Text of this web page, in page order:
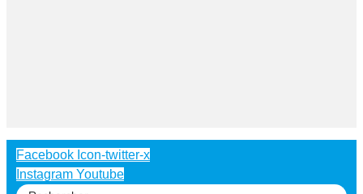
Facebook Icon-twitter-x
Instagram Youtube